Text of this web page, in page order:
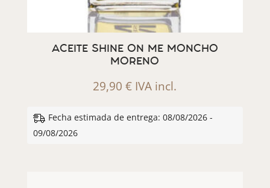
ACEITE SHINE ON ME MONCHO
MORENO
29,90€ IVA incl.
Fecha estimada de entrega: 08/08/2026 -
09/08/2026